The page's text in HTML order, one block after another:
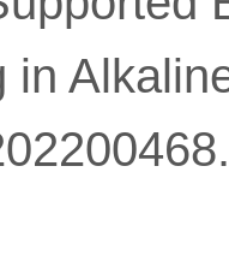
in